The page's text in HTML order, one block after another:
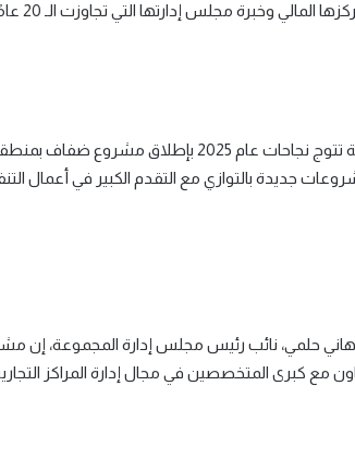
جديدة بالتوازي مع التقدم الكبير في أعمال
هاني حلمي، نائب رئيس مجلس إدارة المجموعة،
مع كبرى المتخصصين في مجال إدارة المراكز